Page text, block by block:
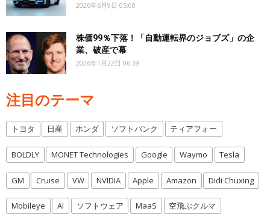
2026年6月9日 05:00
株価99％下落！「自動運転界のジョブズ」の企
業、破産で幕
2026年1月22日 06:39
注目のテーマ
トヨタ 日産 ホンダ ソフトバンク ティアフォー
BOLDLY MONET Technologies Google Waymo Tesla
GM Cruise VW NVIDIA Apple Amazon Didi Chuxing
Mobileye AI ソフトウェア MaaS 空飛ぶクルマ